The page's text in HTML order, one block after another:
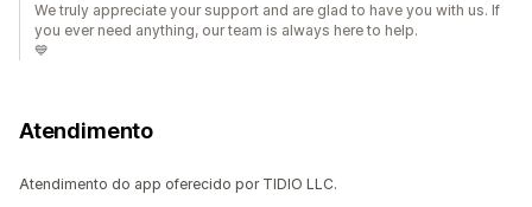
We truly appreciate your support and are glad to have you with us. If
you ever need anything, our team is always here to help.
💙
Atendimento
Atendimento do app oferecido por TIDIO LLC.